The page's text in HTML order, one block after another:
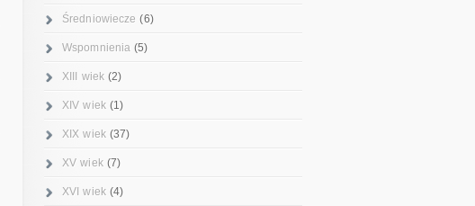
Średniowiecze (6)
Wspomnienia (5)
XIII wiek(2)
XIV wiek(1)
XIX wiek(37)
XV wiek(7)
XVI wiek(4)